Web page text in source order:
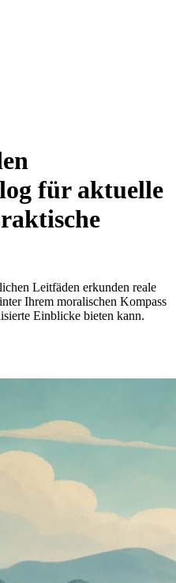
für aktuelle
Leitfäden erkunden reale
Ihrem moralischen Kompass
Einblicke bieten kann.